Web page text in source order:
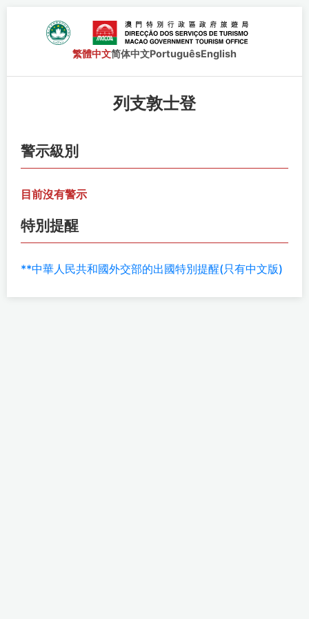
繁體中文简体中文PortuguêsEnglish
列支敦士登
警示級別
目前沒有警示
特別提醒
**中華人民共和國外交部的出國特別提醒(只有中文版)